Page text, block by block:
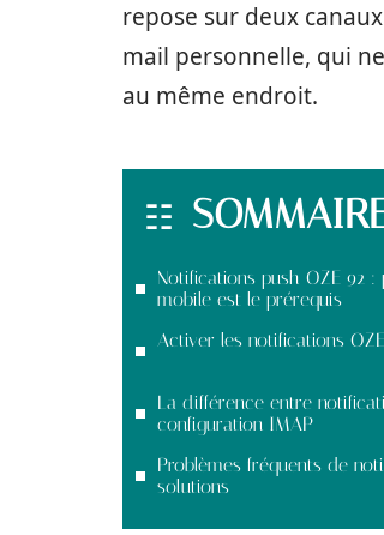
repose sur deux
mail personnelle, qui
au même endroit.
Notifications push OZE 92
mobile est le prérequis
Activer les notifications
La différence entre
configuration IMAP
Problèmes fréquents de
solutions